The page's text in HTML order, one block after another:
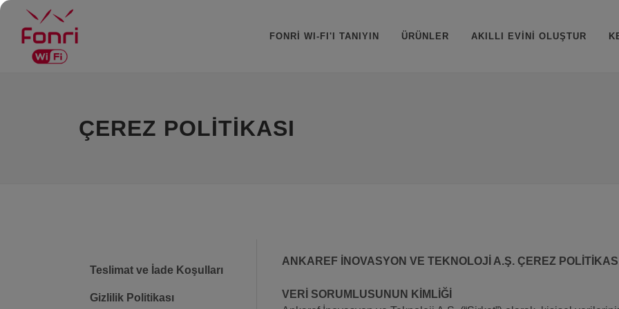
FONRI WI-FI'I TANIYIN ÜRÜNLER AKILLI EVİNİ OLUŞTUR
ÇEREZ POLITIKASI
Teslimat ve İade Koşulları
Gizlilik Politikası
ANKAREF İNOVASYON VE TEKNOLOJİ A.Ş. ÇEREZ
VERİ SORUMLUSUNUN KİMLİĞİ